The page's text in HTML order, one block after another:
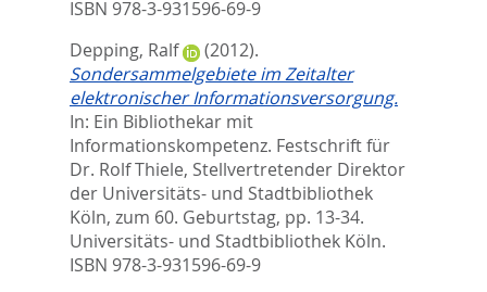
ISBN 978-3-931596-69-9
Depping, Ralf
(2012).
Sondersammelgebiete im Zeitalter
elektronischer Informationsversorgung.
In: Ein Bibliothekar mit
Informationskompetenz. Festschrift für
Dr. Rolf Thiele, Stellvertretender Direktor
der Universitäts- und Stadtbibliothek
Köln, zum 60. Geburtstag, pp. 13-34.
Universitäts- und Stadtbibliothek Köln.
ISBN 978-3-931596-69-9